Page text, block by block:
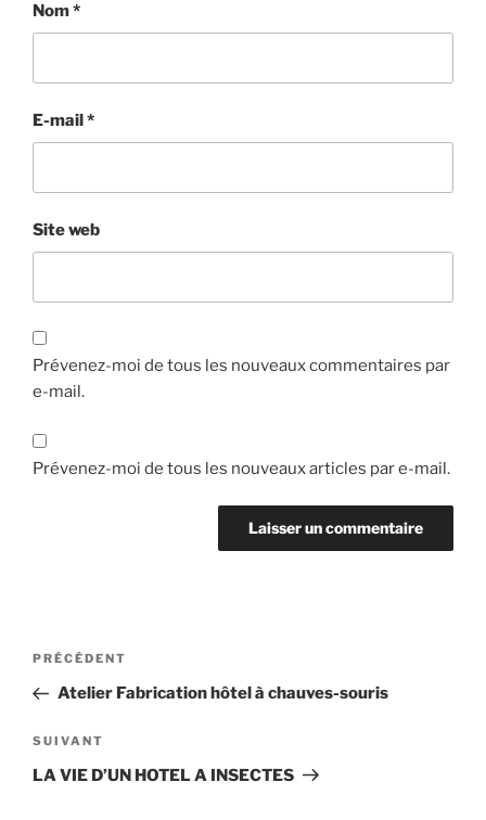
Nom*
E-mail*
Site web
Prévenez-moi de tous les nouveaux commentaires par
e-mail.
Prévenez-moi de tous les nouveaux articles par e-mail.
Navigation
l’article
Article
précédent
PRÉCÉDENT
Atelier Fabrication hôtel à chauves-souris
Article
suivant
SUIVANT
LA VIE D’UN HOTEL A INSECTES